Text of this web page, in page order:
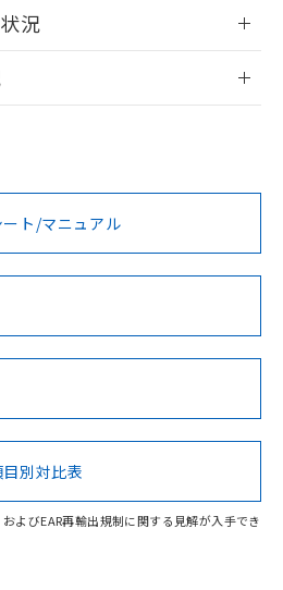
。
イン/会員登録
いただく前に、以下を必ずお読
況
例
凡例
Cd Cr(VI)
る可能性があります。
承認
ェー
BV型式承認
（フランス
KR型式
（韓国
No No
品の規格認証/適合状況ページへ
ちらのページからご検索ください
ト/マニュアル
別対比表
よびEAR再輸出規制に関する見解が入手でき
品への在庫切替を完了
特段のことがない限
日より割愛しておりま